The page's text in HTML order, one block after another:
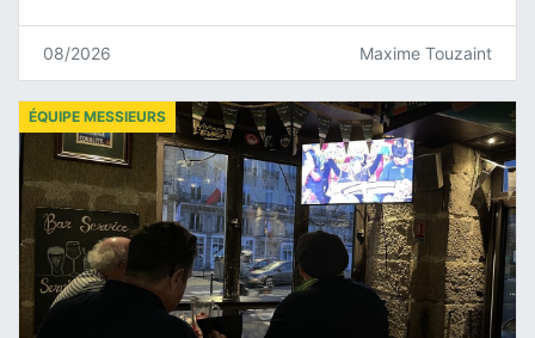
08/2026 Maxime Touzaint
ÉQUIPE MESSIEURS